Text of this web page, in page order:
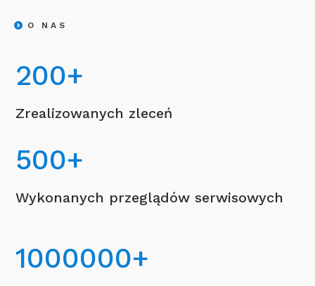
O NAS
200+
Zrealizowanych zleceń
500+
Wykonanych przeglądów serwisowych
1000000+